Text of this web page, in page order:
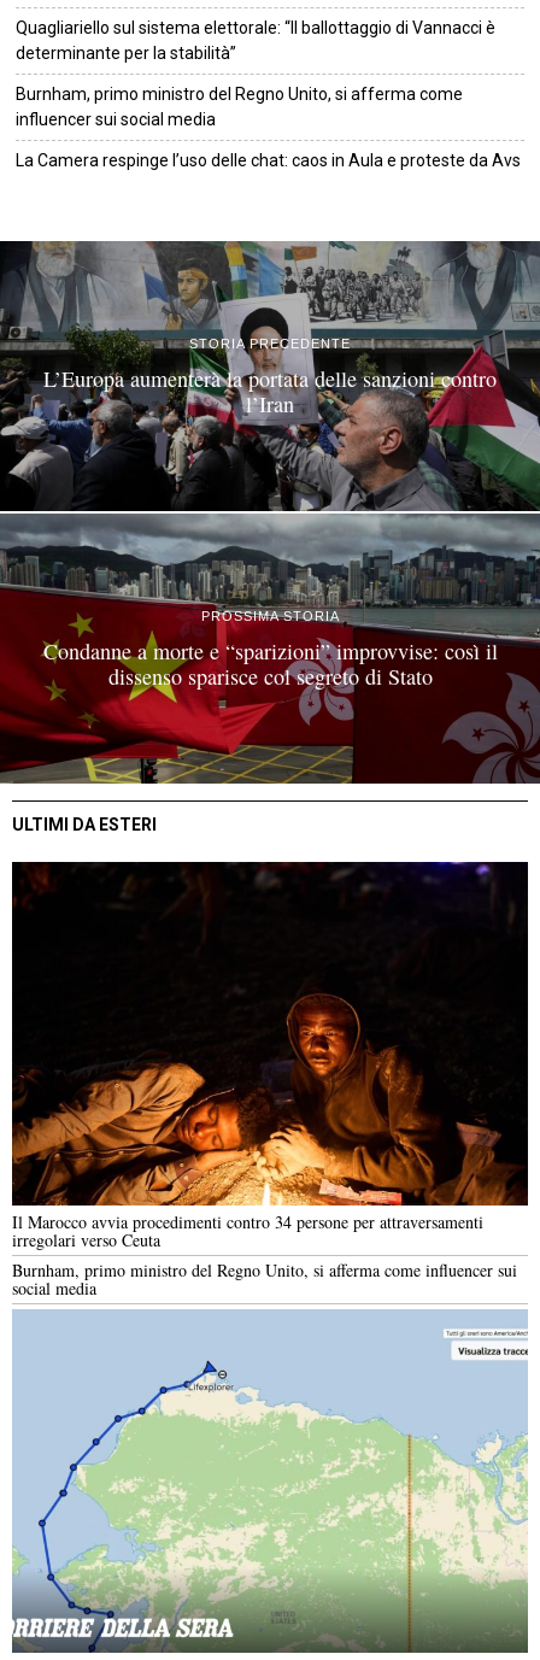
Quagliariello sul sistema elettorale: “Il ballottaggio di Vannacci è
determinante per la stabilità”
Burnham, primo ministro del Regno Unito, si afferma come
influencer sui social media
La Camera respinge l’uso delle chat: caos in Aula e proteste da Avs
STORIA PRECEDENTE
L’Europa aumenterà la portata delle sanzioni contro
l’Iran
PROSSIMA STORIA
Condanne a morte e “sparizioni” improvvise: così il
dissenso sparisce col segreto di Stato
ULTIMI DA ESTERI
Il Marocco avvia procedimenti contro 34 persone per attraversamenti
irregolari verso Ceuta
Burnham, primo ministro del Regno Unito, si afferma come influencer sui
social media